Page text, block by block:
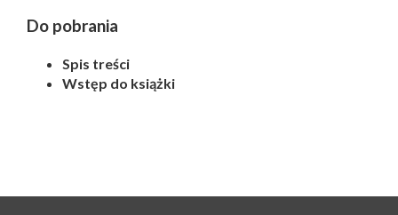
Do pobrania
Spis treści
Wstęp do książki